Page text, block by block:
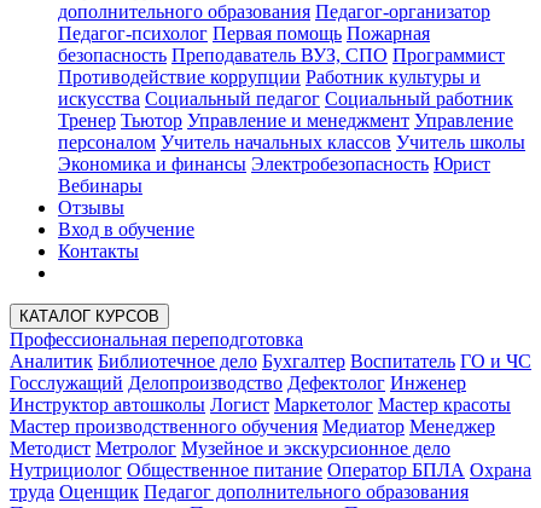
дополнительного образования Педагог-организатор
Педагог-психолог Первая помощь Пожарная
безопасность Преподаватель ВУЗ, СПО Программист
Противодействие коррупции Работник культуры и
искусства Социальный педагог Социальный работник
Тренер Тьютор Управление и менеджмент Управление
персоналом Учитель начальных классов Учитель школы
Экономика и финансы Электробезопасность Юрист
Вебинары
Отзывы
Вход в обучение
Контакты
КАТАЛОГ КУРСОВ
Профессиональная переподготовка
Аналитик Библиотечное дело Бухгалтер Воспитатель ГО и ЧС
Госслужащий Делопроизводство Дефектолог Инженер
Инструктор автошколы Логист Маркетолог Мастер красоты
Мастер производственного обучения Медиатор Менеджер
Методист Метролог Музейное и экскурсионное дело
Нутрициолог Общественное питание Оператор БПЛА Охрана
труда Оценщик Педагог дополнительного образования